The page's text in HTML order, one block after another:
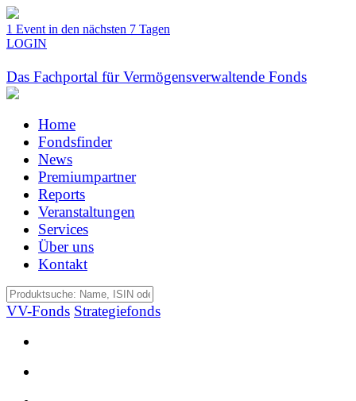
1 Event in den nächsten 7 Tagen
LOGIN
Das Fachportal für Vermögensverwaltende Fonds
Home
Fondsfinder
News
Premiumpartner
Reports
Veranstaltungen
Services
Über uns
Kontakt
VV-Fonds Strategiefonds